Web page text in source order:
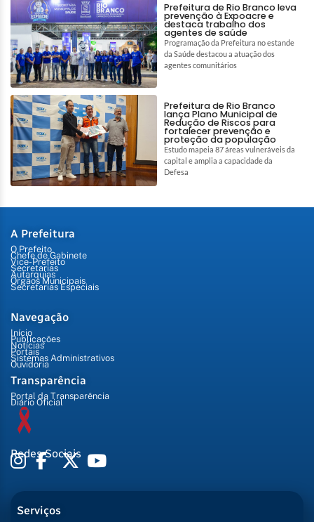
Prefeitura de Rio Branco leva
prevenção à Expoacre e
destaca trabalho dos
agentes de saúde
Programação da Prefeitura no estande
da Saúde destacou a atuação dos
agentes comunitários
Prefeitura de Rio Branco
lança Plano Municipal de
Redução de Riscos para
fortalecer prevenção e
proteção da população
Estudo mapeia 87 áreas vulneráveis da
capital e amplia a capacidade da
Defesa
A Prefeitura
O Prefeito
Chefe de Gabinete
Vice-Prefeito
Secretarias
Autarquias
Órgãos Municipais
Secretarias Especiais
Navegação
Início
Publicações
Notícias
Portais
Sistemas Administrativos
Ouvidoria
Transparência
Portal da Transparência
Diário Oficial
Redes Sociais
Serviços